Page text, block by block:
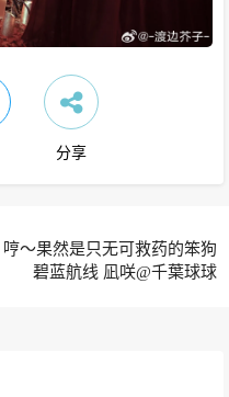
分享
哼～果然是只无可救药的笨狗
碧蓝航线 凪咲@千葉球球